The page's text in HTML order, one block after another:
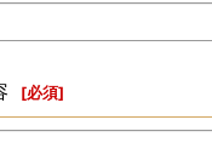
[必須]